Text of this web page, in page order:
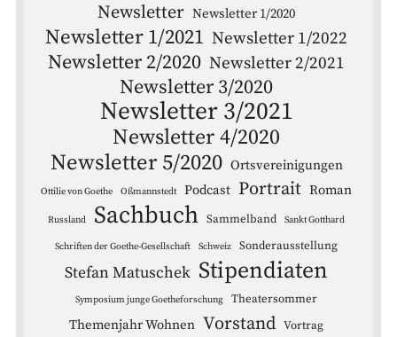
Newsletter Newsletter 1/2020
Newsletter 1/2021 Newsletter 1/2022
Newsletter 2/2020 Newsletter 2/2021
Newsletter 3/2020
Newsletter 3/2021
Newsletter 4/2020
Newsletter 5/2020 Ortsvereinigungen
Ottilie von Goethe Oßmannstedt Podcast Portrait Roman
Russland Sachbuch Sammelband Sankt Gotthard
Schriften der Goethe-Gesellschaft Schweiz Sonderausstellung
Stefan Matuschek Stipendiaten
Symposium junge Goetheforschung Theatersommer
Themenjahr Wohnen Vorstand Vortrag